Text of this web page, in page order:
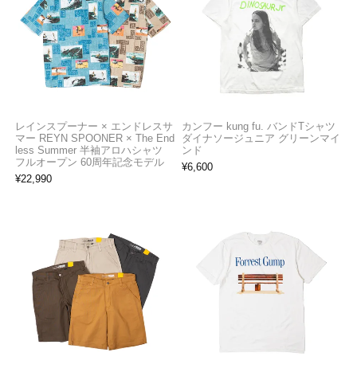
レインスプーナー × エンドレスサ
マー REYN SPOONER × The End
less Summer 半袖アロハシャツ
フルオープン 60周年記念モデル
¥22,990
カンフー kung fu. バンドTシャツ
ダイナソージュニア グリーンマイ
ンド
¥6,600